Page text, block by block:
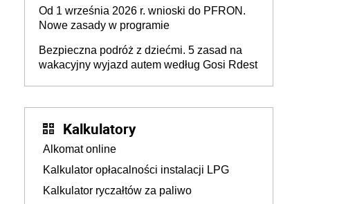
Od 1 września 2026 r. wnioski do PFRON.
Nowe zasady w programie
Bezpieczna podróż z dziećmi. 5 zasad na
wakacyjny wyjazd autem według Gosi Rdest
Kalkulatory
Alkomat online
Kalkulator opłacalności instalacji LPG
Kalkulator ryczałtów za paliwo